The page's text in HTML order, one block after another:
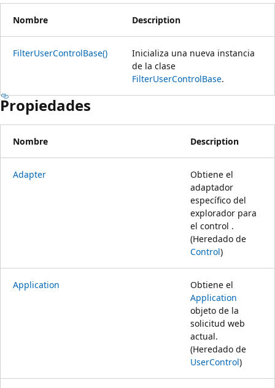
Nombre Description
FilterUserControlBase()
Inicializa una nueva instancia
de la clase
FilterUserControlBase.
Propiedades
Nombre Description
Adapter
Obtiene el
adaptador
específico del
explorador para
el control .
(Heredado de
Control)
Application
Obtiene el
Application
objeto de la
solicitud web
actual.
(Heredado de
UserControl)